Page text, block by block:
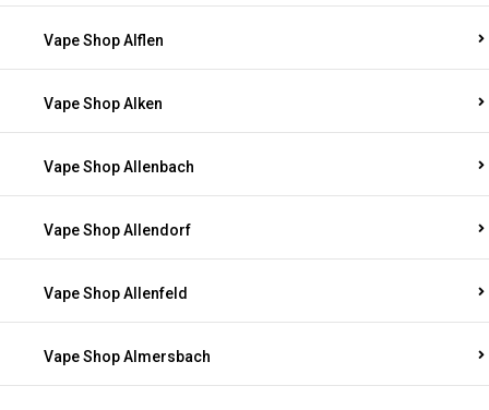
Vape Shop Alflen
Vape Shop Alken
Vape Shop Allenbach
Vape Shop Allendorf
Vape Shop Allenfeld
Vape Shop Almersbach